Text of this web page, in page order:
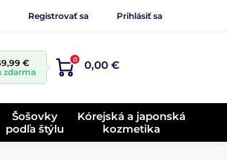
Registrovať sa Prihlásiť sa
€
zdarma
0 0,00 €
Šošovky
podľa štýlu
Kórejská a japonská
kozmetika